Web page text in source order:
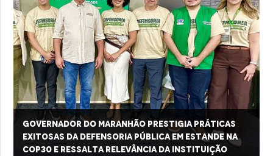
Governador do Maranhão prestigia práticas
exitosas da Defensoria Pública em estande na
COP30 e ressalta relevância da instituição